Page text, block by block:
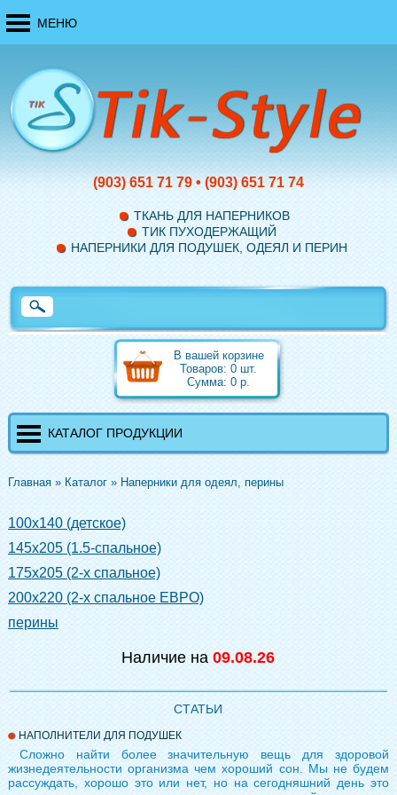
МЕНЮ
(903) 651 71 79 • (903) 651 71 74
ТКАНЬ ДЛЯ НАПЕРНИКОВ
ТИК ПУХОДЕРЖАЩИЙ
НАПЕРНИКИ ДЛЯ ПОДУШЕК, ОДЕЯЛ И ПЕРИН
В вашей корзине
Товаров:0 шт.
Сумма:0 р.
КАТАЛОГ ПРОДУКЦИИ
Главная» Каталог» Наперники для одеял, перины
100х140 (детское)
145x205 (1.5-спальное)
175x205 (2-х спальное)
200x220 (2-х спальное ЕВРО)
перины
Наличие на09.08.26
СТАТЬИ
НАПОЛНИТЕЛИ ДЛЯ ПОДУШЕК
Сложно найти более значительную вещь для здоровой
жизнедеятельности организма чем хороший сон. Мы не будем
рассуждать, хорошо это или нет, но на сегодняшний день это